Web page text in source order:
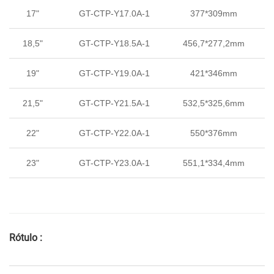
17" GT-CTP-Y17.0A-1 377*309mm
18,5" GT-CTP-Y18.5A-1 456,7*277,2mm
19" GT-CTP-Y19.0A-1 421*346mm
21,5" GT-CTP-Y21.5A-1 532,5*325,6mm
22" GT-CTP-Y22.0A-1 550*376mm
23" GT-CTP-Y23.0A-1 551,1*334,4mm
Rótulo :